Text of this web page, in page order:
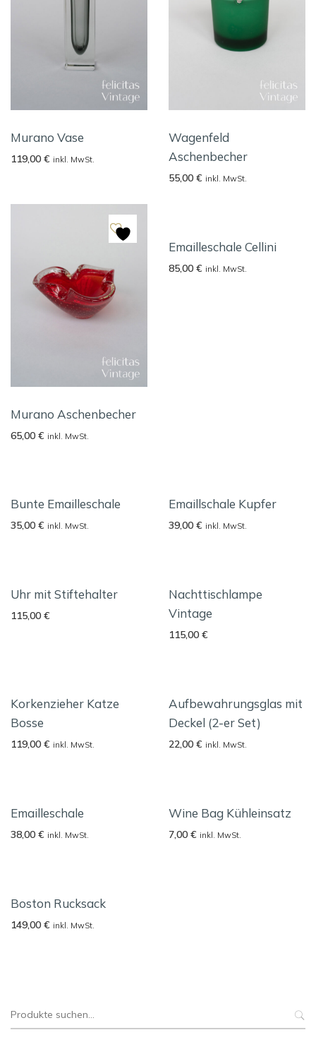
Murano Vase
119,00 € inkl. MwSt.
Wagenfeld
Aschenbecher
55,00 € inkl. MwSt.
Murano Aschenbecher
65,00 € inkl. MwSt.
Emailleschale Cellini
85,00 € inkl. MwSt.
Bunte Emailleschale
35,00 € inkl. MwSt.
Emaillschale Kupfer
39,00 € inkl. MwSt.
Uhr mit Stiftehalter
115,00 €
Nachttischlampe
Vintage
115,00 €
Korkenzieher Katze
Bosse
119,00 € inkl. MwSt.
Aufbewahrungsglas mit
Deckel (2-er Set)
22,00 € inkl. MwSt.
Emailleschale
38,00 € inkl. MwSt.
Wine Bag Kühleinsatz
7,00 € inkl. MwSt.
Boston Rucksack
149,00 € inkl. MwSt.
Suche